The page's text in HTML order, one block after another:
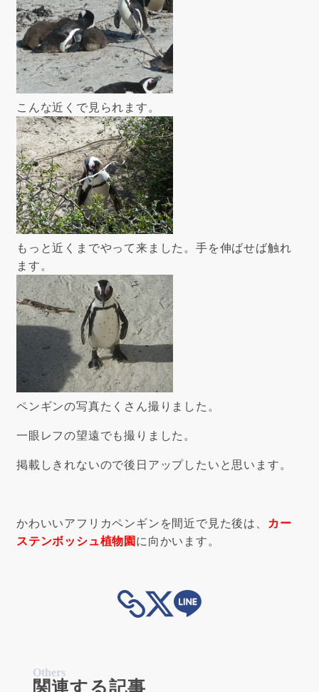
こんな近くで見られます。
もっと近くまでやって来ました。手を伸ばせば触れ
ます。
ペンギンの写真たくさん撮りました。
一眼レフの望遠でも撮りました。
掲載しきれないので後日アップしたいと思います。
かわいいアフリカペンギンを間近で見た後は、
カー
ステンボッシュ植物園 に向かいます。
Others
関連する記事